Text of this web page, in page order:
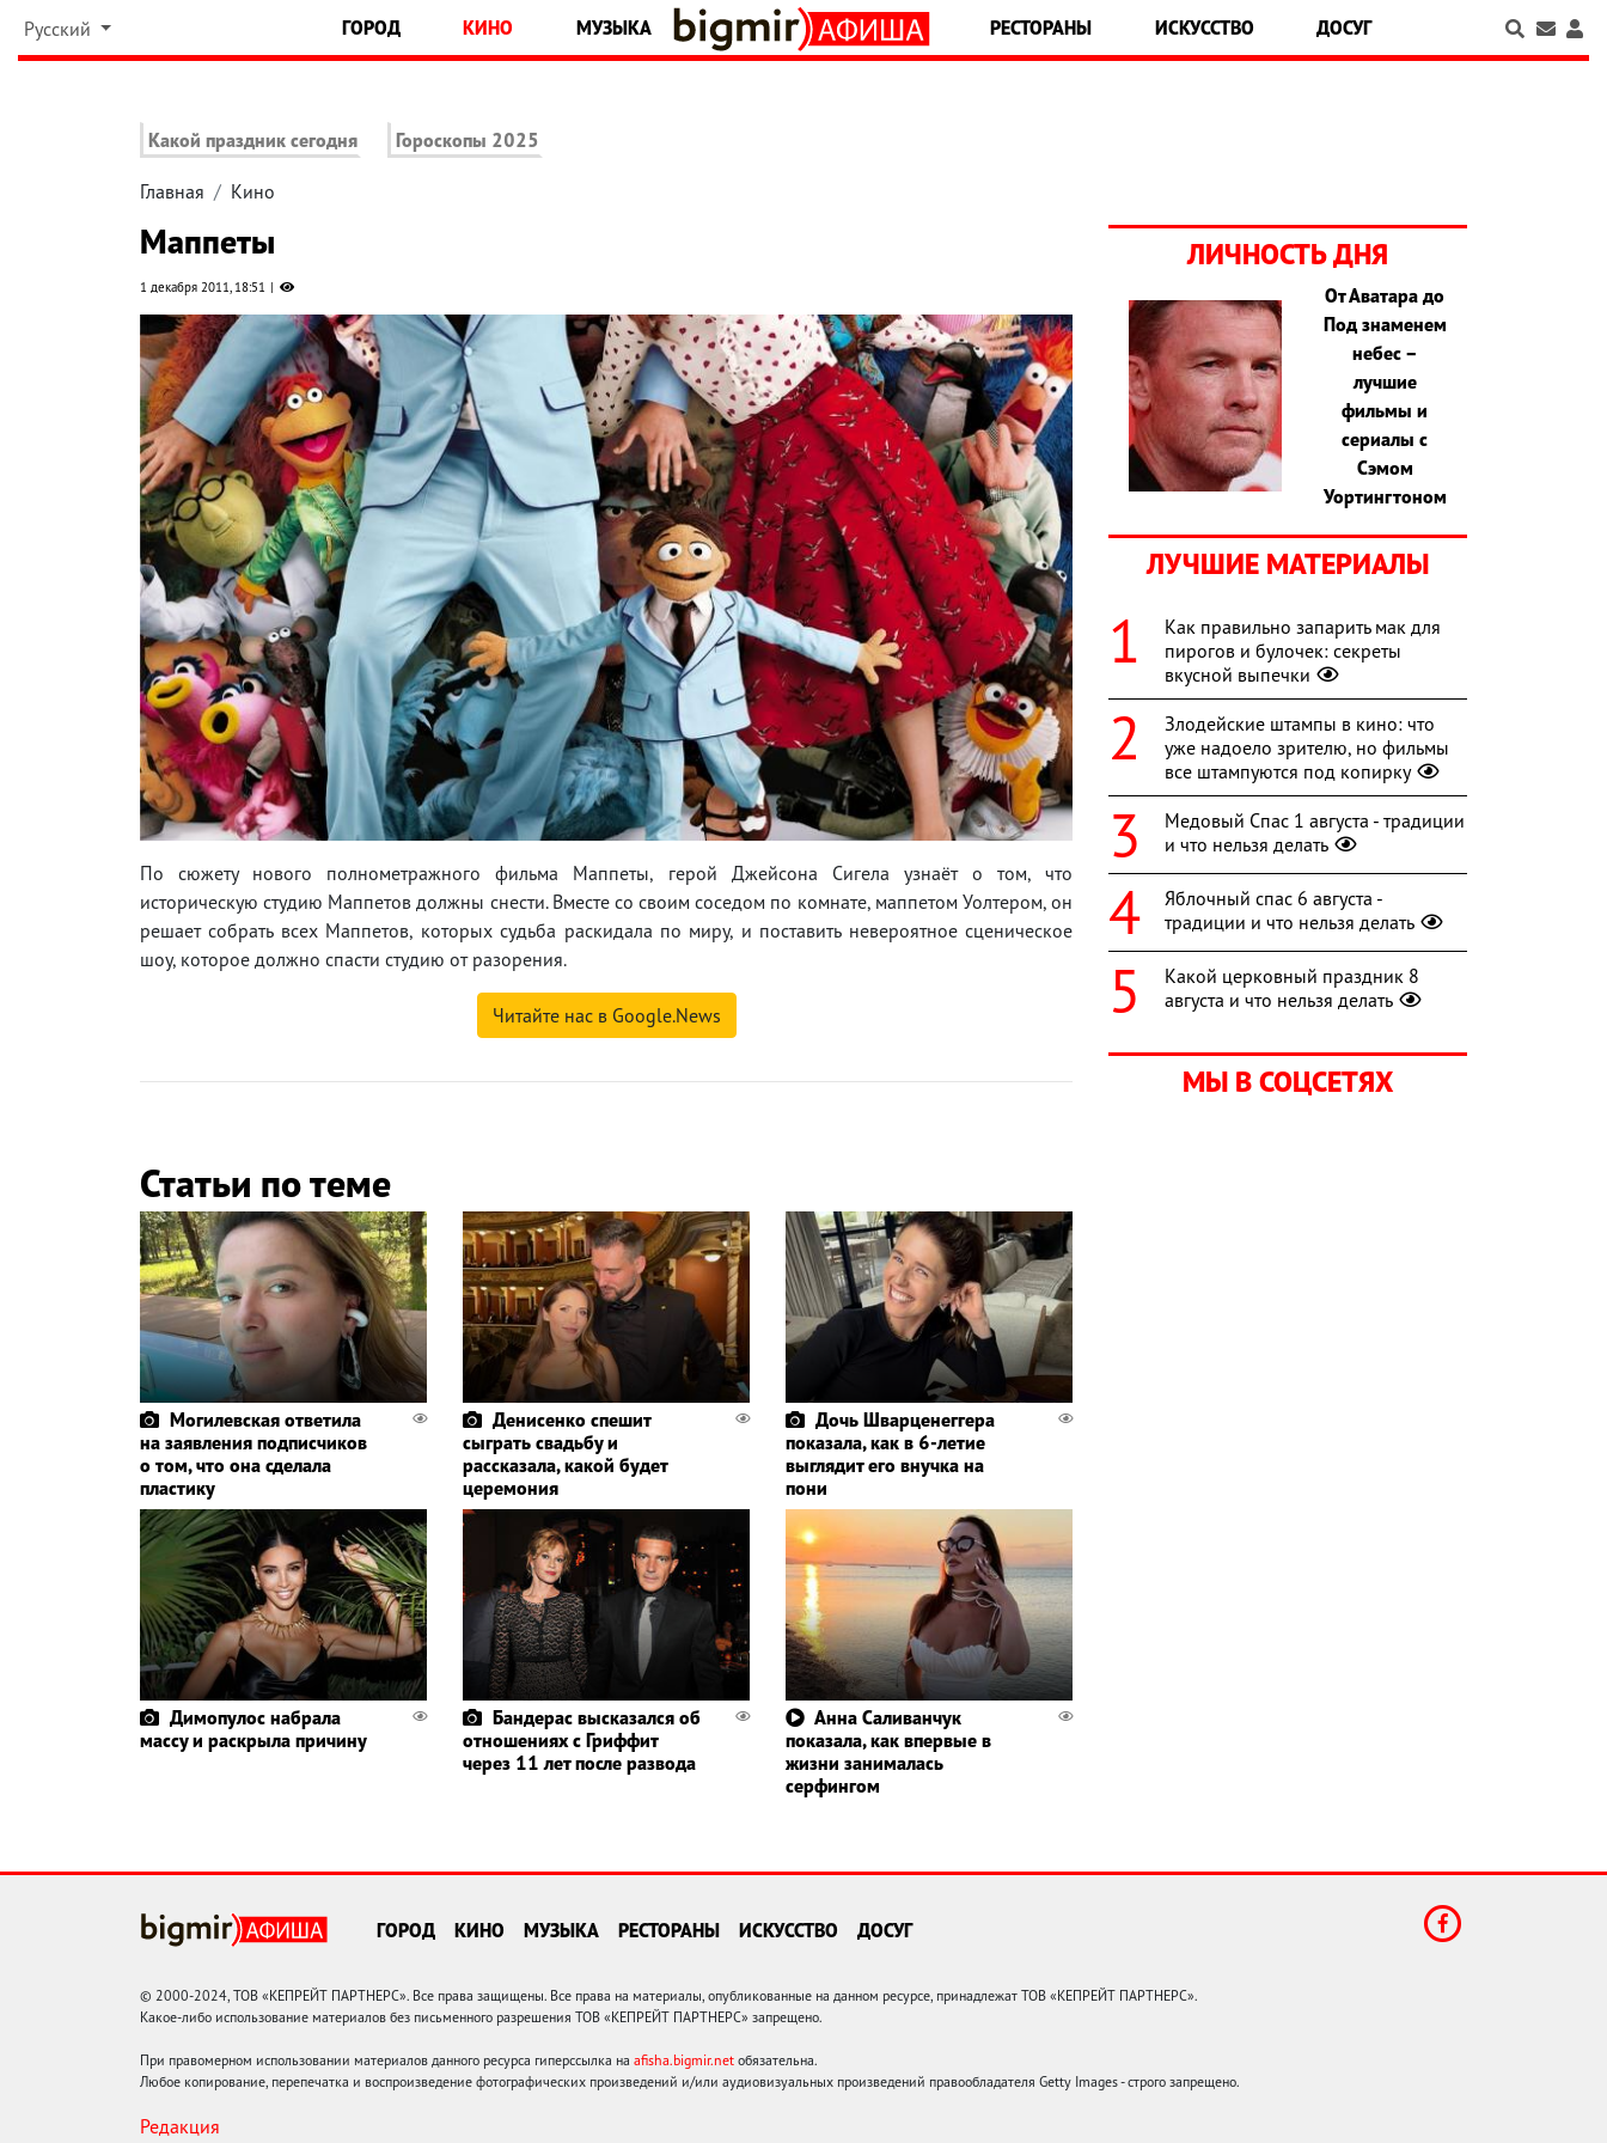
Русский ГОРОД КИНО МУЗЫКА РЕСТОРАНЫ ИСКУССТВО ДОСУГ
Какой праздник сегодня Гороскопы 2025
Главная Кино
Маппеты
1 декабря 2011, 18:51
По сюжету нового полнометражного фильма Маппеты, герой Джейсона Сигела узнаёт о том, что
историческую студию Маппетов должны снести. Вместе со своим соседом по комнате, маппетом Уолтером, он
решает собрать всех Маппетов, которых судьба раскидала по миру, и поставить невероятное сценическое
шоу, которое должно спасти студию от разорения.
Читайте нас в Google.News
Статьи по теме
Могилевская ответила
на заявления подписчиков
о том, что она сделала
пластику
Денисенко спешит
сыграть свадьбу и
рассказала, какой будет
церемония
Дочь Шварценеггера
показала, как в 6-летие
выглядит его внучка на
пони
Димопулос набрала
массу и раскрыла причину
Бандерас высказался об
отношениях с Гриффит
через 11 лет после развода
Анна Саливанчук
показала, как впервые в
жизни занималась
серфингом
ЛИЧНОСТЬ ДНЯ
От Аватара до
Под знаменем
небес –
лучшие
фильмы и
сериалы с
Сэмом
Уортингтоном
ЛУЧШИЕ МАТЕРИАЛЫ
Как правильно запарить мак для
пирогов и булочек: секреты
вкусной выпечки
Злодейские штампы в кино: что
уже надоело зрителю, но фильмы
все штампуются под копирку
Медовый Спас 1 августа - традиции
и что нельзя делать
Яблочный спас 6 августа -
традиции и что нельзя делать
Какой церковный праздник 8
августа и что нельзя делать
МЫ В СОЦСЕТЯХ
ГОРОД КИНО МУЗЫКА РЕСТОРАНЫ ИСКУССТВО ДОСУГ
© 2000-2024, ТОВ «КЕПРЕЙТ ПАРТНЕРС». Все права защищены. Все права на материалы, опубликованные на данном ресурсе, принадлежат ТОВ «КЕПРЕЙТ ПАРТНЕРС».
Какое-либо использование материалов без письменного разрешения ТОВ «КЕПРЕЙТ ПАРТНЕРС» запрещено.
При правомерном использовании материалов данного ресурса гиперссылка на afisha.bigmir.net обязательна.
Любое копирование, перепечатка и воспроизведение фотографических произведений и/или аудиовизуальных произведений правообладателя Getty Images - строго запрещено.
Редакция